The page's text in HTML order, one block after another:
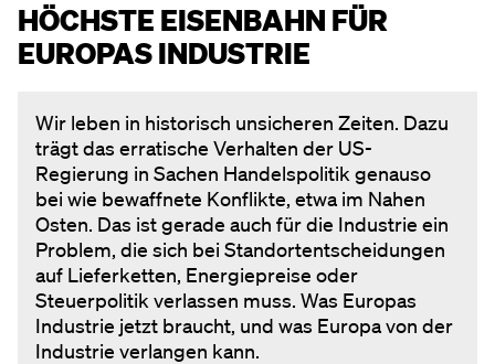
HÖCHSTE EISENBAHN FÜR
EUROPAS INDUSTRIE
Wir leben in historisch unsicheren Zeiten. Dazu
trägt das erratische Verhalten der US-
Regierung in Sachen Handelspolitik genauso
bei wie bewaffnete Konflikte, etwa im Nahen
Osten. Das ist gerade auch für die Industrie ein
Problem, die sich bei Standortentscheidungen
auf Lieferketten, Energiepreise oder
Steuerpolitik verlassen muss. Was Europas
Industrie jetzt braucht, und was Europa von der
Industrie verlangen kann.